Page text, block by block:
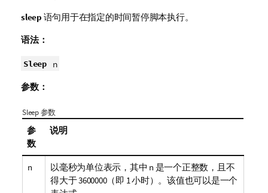
sleep 语句用于在指定的时间暂停脚本执行。
语法：
Sleep n
参数：
Sleep 参数
参
数
说明
n 以毫秒为单位表示，其中 n 是一个正整数，且不
得大于3600000（即 1 小时）。该值也可以是一个